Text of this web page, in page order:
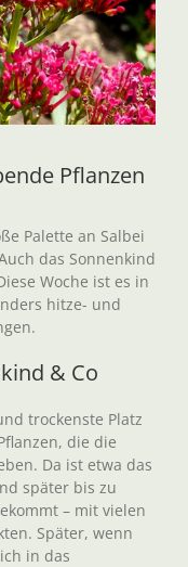
Pflanzen
Palette an Salbei
das Sonnenkind
Woche ist es in
hitze- und
& Co
trockenste Platz
die die
Da ist etwa das
später bis zu
– mit vielen
Später, wenn
in das